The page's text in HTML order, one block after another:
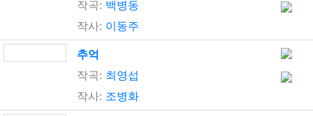
작곡: 백병동
작사: 이동주
추억
작곡: 최영섭
작사: 조병화